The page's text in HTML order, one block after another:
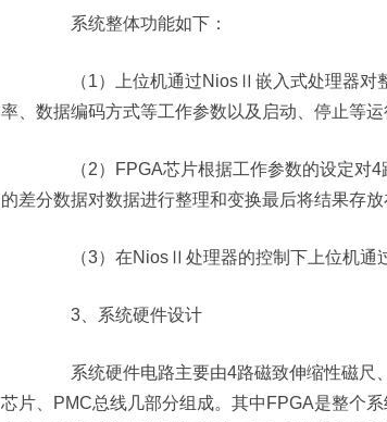
系统整体功能如下：
（1）上位机通过NiosⅡ嵌入式处理器对整
率、数据编码方式等工作参数以及启动、停止等运
（2）FPGA芯片根据工作参数的设定对4
的差分数据对数据进行整理和变换最后将结果存放
（3）在NiosⅡ处理器的控制下上位机通过
3、系统硬件设计
系统硬件电路主要由4路磁致伸缩性磁尺
芯片、PMC总线几部分组成。其中FPGA是整个